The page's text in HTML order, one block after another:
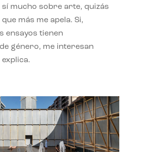
sí mucho sobre arte, quizás
más me apela. Si,
ensayos tienen
género, me interesan